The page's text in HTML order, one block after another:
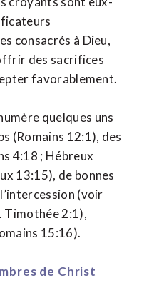
consacrés à Dieu,
des sacrifices
favorablement.
quelques uns
(Romains 12:1), des
4:18 ; Hébreux
13:15), de bonnes
(voir
Timothée 2:1),
15:16).
de Christ